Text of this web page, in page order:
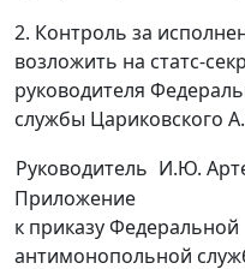
2. Контроль за
возложить на статс-
руководителя
службы Цариковского
Руководитель И.Ю.
Приложение
к приказу Федеральной
антимонопольной